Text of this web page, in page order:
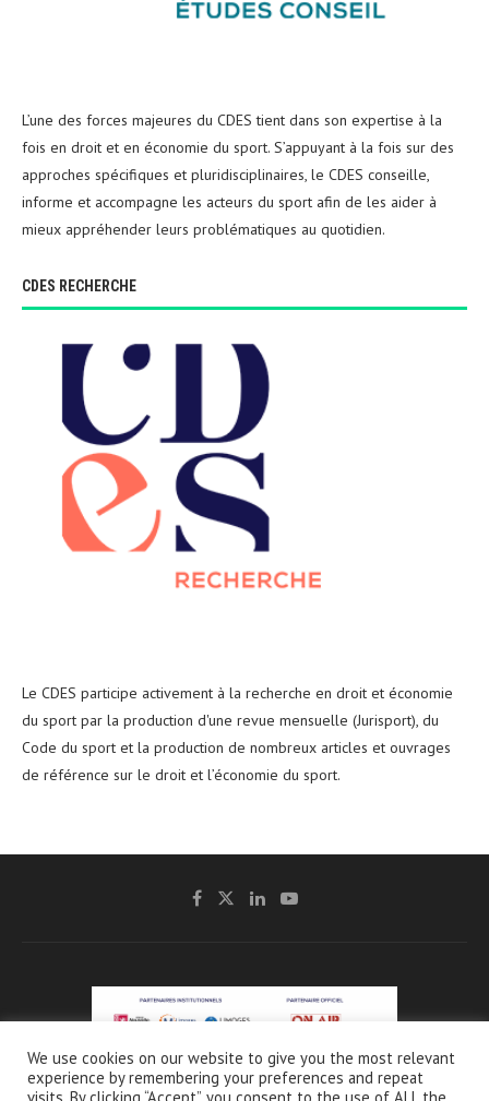
L’une des forces majeures du CDES tient dans son expertise à la
fois en droit et en économie du sport. S’appuyant à la fois sur des
approches spécifiques et pluridisciplinaires, le CDES conseille,
informe et accompagne les acteurs du sport afin de les aider à
mieux appréhender leurs problématiques au quotidien.
CDES RECHERCHE
Le CDES participe activement à la recherche en droit et économie
du sport par la production d'une revue mensuelle (Jurisport), du
Code du sport et la production de nombreux articles et ouvrages
de référence sur le droit et l’économie du sport.
@2021 - CDES -Mentions légales & Crédits- Charte de protection et d’utilisation
We use cookies on our website to give you the most relevant
experience by remembering your preferences and repeat